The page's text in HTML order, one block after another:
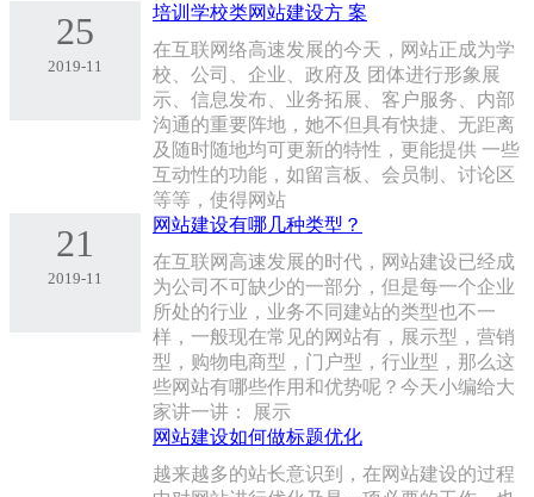
培训学校类网站建设方 案
在互联网络高速发展的今天，网站正成为学
校、公司、企业、政府及 团体进行形象展
示、信息发布、业务拓展、客户服务、内部
沟通的重要阵地，她不但具有快捷、无距离
及随时随地均可更新的特性，更能提供 一些
互动性的功能，如留言板、会员制、讨论区
等等，使得网站
25
2019-11
网站建设有哪几种类型？
在互联网高速发展的时代，网站建设已经成
为公司不可缺少的一部分，但是每一个企业
所处的行业，业务不同建站的类型也不一
样，一般现在常见的网站有，展示型，营销
型，购物电商型，门户型，行业型，那么这
些网站有哪些作用和优势呢？今天小编给大
家讲一讲： 展示
21
2019-11
网站建设如何做标题优化
越来越多的站长意识到，在网站建设的过程